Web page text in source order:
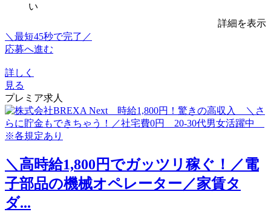
い
詳細を表示
＼最短45秒で完了／
応募へ進む
詳しく
見る
プレミア求人
＼高時給1,800円でガッツリ稼ぐ！／電
子部品の機械オペレーター／家賃タ
ダ...